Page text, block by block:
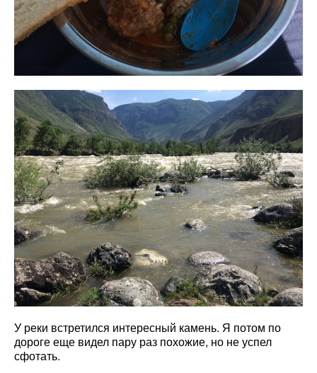
У реки встретился интересный камень. Я потом по
дороге еще видел пару раз похожие, но не успел
сфотать.